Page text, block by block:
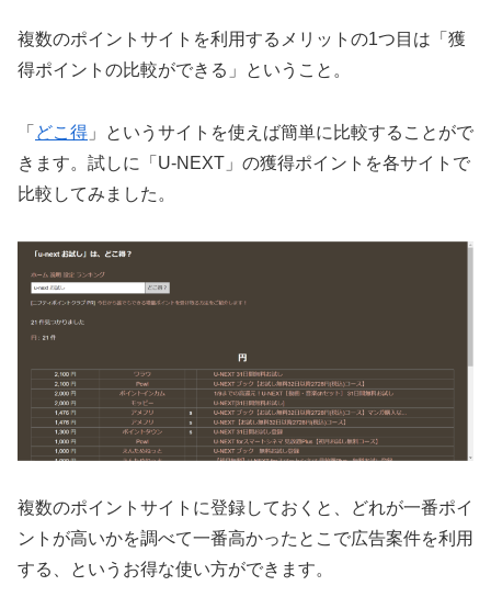
複数のポイントサイトを利用するメリットの1つ目は「獲
得ポイントの比較ができる」ということ。
「 どこ得 」というサイトを使えば簡単に比較することがで
きます。試しに「U-NEXT」の獲得ポイントを各サイトで
比較してみました。
複数のポイントサイトに登録しておくと、どれが一番ポイ
ントが高いかを調べて一番高かったとこで広告案件を利用
する、というお得な使い方ができます。